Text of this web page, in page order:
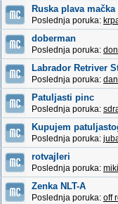
Ruska plava
Poslednja poruka:
doberman
Poslednja poruka:
Labrador Retriver
Poslednja poruka:
Patuljasti pinc
Poslednja poruka:
Kupujem
Poslednja poruka:
rotvajleri
Poslednja poruka:
Zenka NLT-A
Poslednja poruka: off